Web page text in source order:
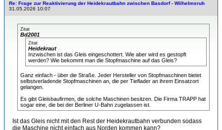
Re: Frage zur Reaktivierung der Heidekrautbahn zwischen Basdorf - Wilhelmsruh
31.05.2026 10:07
Zitat
Bd2001
Zitat
Heidekraut
Inzwischen ist das Gleis eingeschottert. Wie aber wird es gestopft
werden? Wie bekommt man die Stopfmaschine auf das Gleis?
Ganz einfach - über die Straße. Jeder Hersteller von Stopfmaschinen bietet
selbstverladende Stopfmaschinen an, die per Tieflader an ihrem Einsatzort
gelangen.
Es gibt Gleisbaufirmen, die solche Maschinen besitzen. Die Firma TRAPP hat
sogar eine, die bei der Berliner U-Bahn zugelassen ist.
Ist das Gleis nicht mit den Rest der Heidekrautbahn verbunden sodass
die Maschine nicht einfach aus Norden kommen kann?